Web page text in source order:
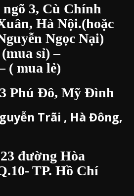
ngõ 3, Cù Chính
Hà Nội.(hoặc
Ngọc Nại)
(mua sỉ) –
( mua lẻ)
Phú Đô, Mỹ Đình
Trãi , Hà Đông,
đường Hòa
TP. Hồ Chí